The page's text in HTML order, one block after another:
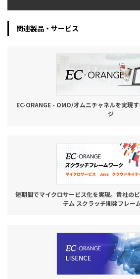
03-6432-
電話受付：平日
お問い合わせ
関連製品・サービス
EC-ORANGE - OMO/オムニチャネルを実現
ジ
短期間でマイクロサービス化を実現。貴社の
テム スクラッチ開発フレー